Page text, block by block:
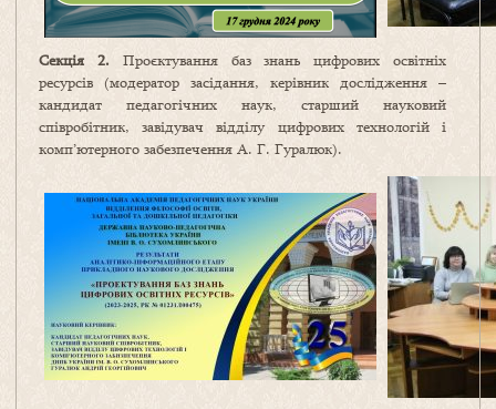
Секція 2. Проєктування баз знань цифрових освітніх
ресурсів (модератор засідання, керівник дослідження –
кандидат педагогічних наук, старший науковий
співробітник, завідувач відділу цифрових технологій і
комп’ютерного забезпечення А. Г. Гуралюк).